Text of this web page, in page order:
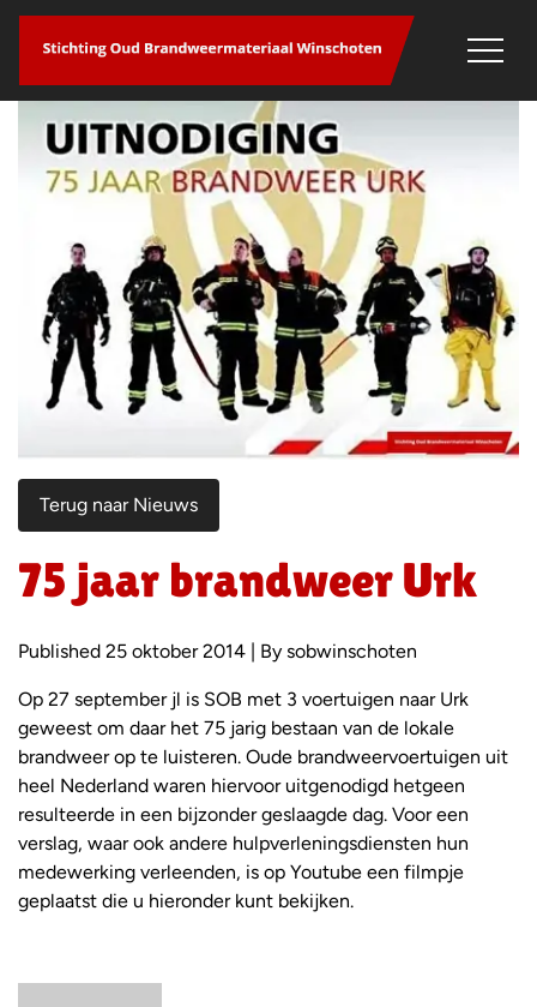
overslaan
Terug naar Nieuws
75 jaar brandweer Urk
Published 25 oktober 2014 | By sobwinschoten
Op 27 september jl is SOB met 3 voertuigen naar Urk
geweest om daar het 75 jarig bestaan van de lokale
brandweer op te luisteren. Oude brandweervoertuigen uit
heel Nederland waren hiervoor uitgenodigd hetgeen
resulteerde in een bijzonder geslaagde dag. Voor een
verslag, waar ook andere hulpverleningsdiensten hun
medewerking verleenden, is op Youtube een filmpje
geplaatst die u hieronder kunt bekijken.